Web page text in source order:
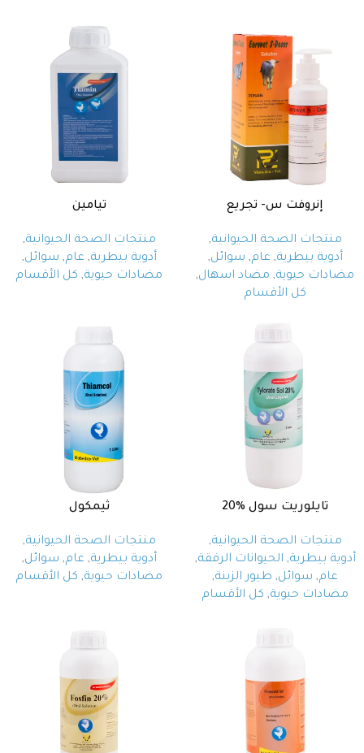
إنروفت س- تجريع
منتجات الصحة الحيوانية,
أدوية بيطرية, عام, سوائل,
مضادات حيوية, مضاد اسهال,
كل الأقسام
تيامين
منتجات الصحة الحيوانية,
أدوية بيطرية, عام, سوائل,
مضادات حيوية, كل الأقسام
تايلوريت سول %20
منتجات الصحة الحيوانية,
أدوية بيطرية, الحيوانات الرفقة,
عام, سوائل, طيور الزينة,
مضادات حيوية, كل الأقسام
ثيمكول
منتجات الصحة الحيوانية,
أدوية بيطرية, عام, سوائل,
مضادات حيوية, كل الأقسام